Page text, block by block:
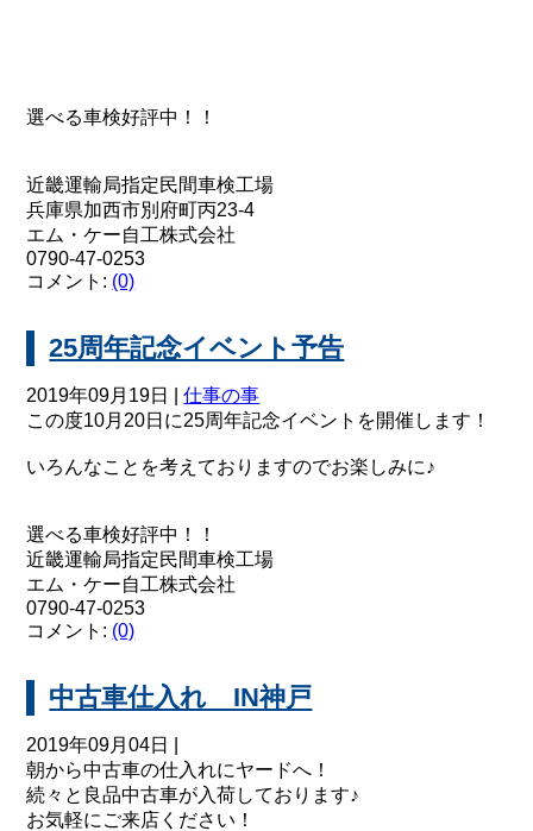
選べる車検好評中！！
近畿運輸局指定民間車検工場
兵庫県加西市別府町丙23-4
エム・ケー自工株式会社
0790-47-0253
コメント: (0)
25周年記念イベント予告
2019年09月19日 |仕事の事
この度10月20日に25周年記念イベントを開催します！
いろんなことを考えておりますのでお楽しみに♪
選べる車検好評中！！
近畿運輸局指定民間車検工場
エム・ケー自工株式会社
0790-47-0253
コメント: (0)
中古車仕入れ IN神戸
2019年09月04日 |
朝から中古車の仕入れにヤードへ！
続々と良品中古車が入荷しております♪
お気軽にご来店ください！